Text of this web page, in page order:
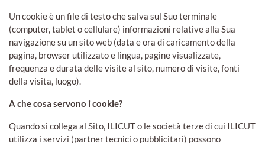
Un cookie è un file di testo che salva sul Suo terminale
(computer, tablet o cellulare) informazioni relative alla Sua
navigazione su un sito web (data e ora di caricamento della
pagina, browser utilizzato e lingua, pagine visualizzate,
frequenza e durata delle visite al sito, numero di visite, fonti
della visita, luogo).
A che cosa servono i cookie?
Quando si collega al Sito, ILICUT o le società terze di cui ILICUT
utilizza i servizi (partner tecnici o pubblicitari) possono